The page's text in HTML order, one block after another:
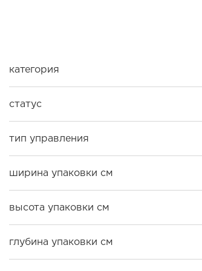
категория
статус
тип управления
ширина упаковки см
высота упаковки см
глубина упаковки см